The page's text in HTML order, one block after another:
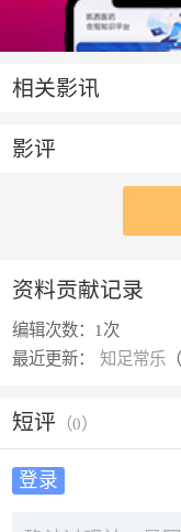
相关影讯
影评
资料贡献记录
编辑次数： 1次
最近更新：
知足常乐
短评 （0）
登录